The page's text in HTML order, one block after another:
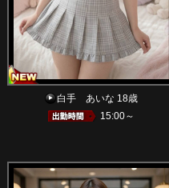
白手 あいな 18歳
15:00～